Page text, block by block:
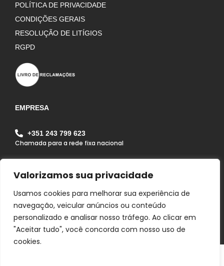
Valorizamos sua privacidade
Usamos cookies para melhorar sua experiência de
navegação, veicular anúncios ou conteúdo
personalizado e analisar nosso tráfego. Ao clicar em
"Aceitar tudo", você concorda com nosso uso de
cookies.
POLÍTICA DE PRIVACIDADE
CONDIÇÕES GERAIS
RESOLUÇÃO DE LITÍGIOS
RGPD
EMPRESA
+351 243 799 623
Chamada para a rede fixa nacional
Rua Pousio do João Maria, Zona Industrial da Lapa